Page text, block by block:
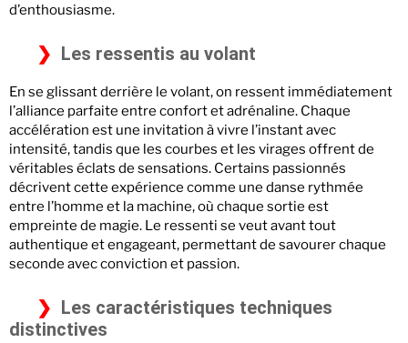
d’enthousiasme.
Les ressentis au volant
En se glissant derrière le volant, on ressent immédiatement
l’alliance parfaite entre confort et adrénaline. Chaque
accélération est une invitation à vivre l’instant avec
intensité, tandis que les courbes et les virages offrent de
véritables éclats de sensations. Certains passionnés
décrivent cette expérience comme une danse rythmée
entre l’homme et la machine, où chaque sortie est
empreinte de magie. Le ressenti se veut avant tout
authentique et engageant, permettant de savourer chaque
seconde avec conviction et passion.
Les caractéristiques techniques
distinctives